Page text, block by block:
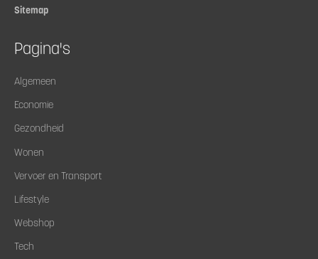
Sitemap
Pagina's
Algemeen
Economie
Gezondheid
Wonen
Vervoer en Transport
Lifestyle
Webshop
Tech